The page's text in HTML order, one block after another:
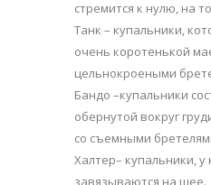
стремится к нулю, на
Танк – купальники,
очень коротенькой
цельнокроеными
Бандо –купальники
обернутой вокруг
со съемными
Халтер– купальники,
завязываются на шее.